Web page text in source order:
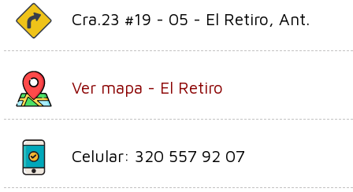
Cra.23 #19 - 05 - El Retiro, Ant.
Ver mapa - El Retiro
Celular: 320 557 92 07